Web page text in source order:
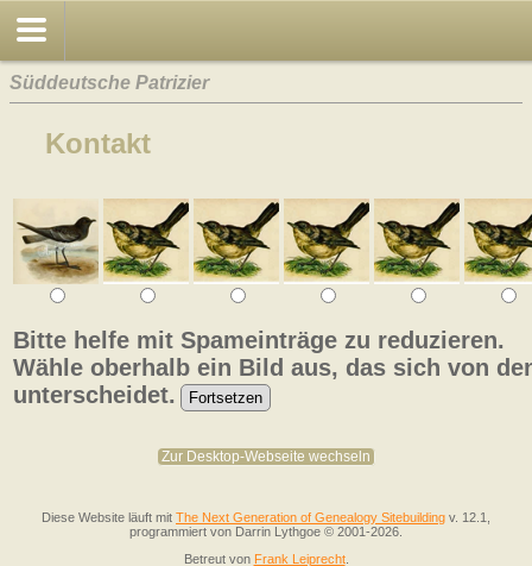
Süddeutsche Patrizier
Kontakt
Bitte helfe mit Spameinträge zu reduzieren.
Wähle oberhalb ein Bild aus, das sich von
unterscheidet.
Zur Desktop-Webseite wechseln
Diese Website läuft mit The Next Generation of Genealogy Sitebuilding v. 12.1,
programmiert von Darrin Lythgoe © 2001-2026.
Betreut von Frank Leiprecht.